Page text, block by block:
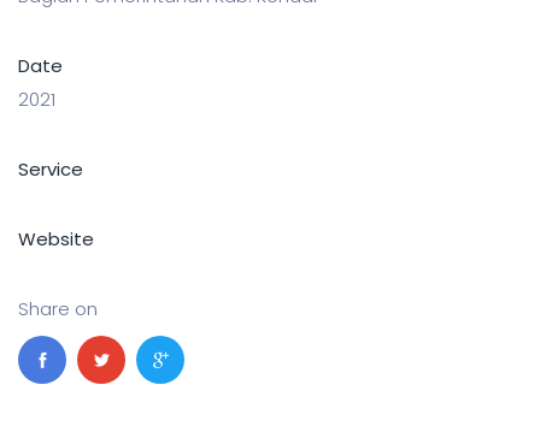
Date
2021
Service
Website
Share on